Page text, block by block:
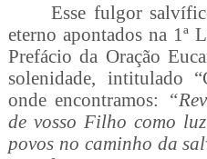
Esse fulgor
eterno apontados na 1ª
Prefácio da Oração
solenidade, intitulado
onde encontramos:
de vosso Filho como
povos no caminho da